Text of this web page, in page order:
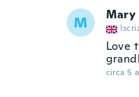
M Mary
Love
circa 5